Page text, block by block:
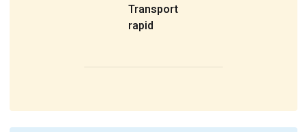
Transport
rapid